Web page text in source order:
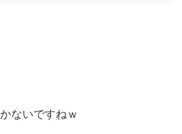
ないですねｗ